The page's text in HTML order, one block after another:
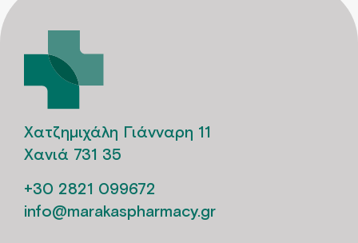
Χατζημιχάλη Γιάνναρη 11
Χανιά 731 35
+30 2821 099672
info@marakaspharmacy.gr